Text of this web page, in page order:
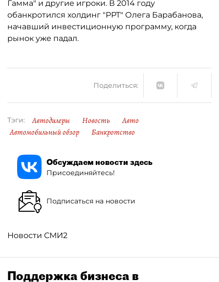
Гамма" и другие игроки. В 2014 году
обанкротился холдинг "РРТ" Олега Барабанова,
начавший инвестиционную программу, когда
рынок уже падал.
Поделиться:
Тэги: Автодилеры Новость
Авто
Автомобильный обзор
Банкротство
Обсуждаем новости здесь
Присоединяйтесь!
Подписаться на новости
Новости СМИ2
Поддержка бизнеса в